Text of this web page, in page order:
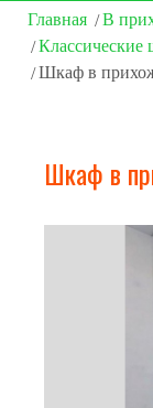
Главная
В
Шкаф в
Шкаф в